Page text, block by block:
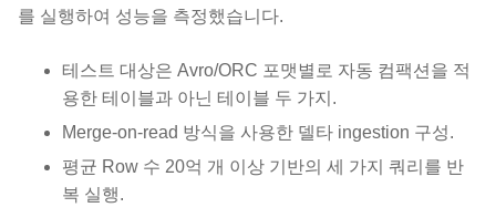
를 실행하여 성능을 측정했습니다.
테스트 대상은 Avro/ORC 포맷별로 자동 컴팩션을 적
용한 테이블과 아닌 테이블 두 가지.
Merge-on-read 방식을 사용한 델타 ingestion 구성.
평균 Row 수 20억 개 이상 기반의 세 가지 쿼리를 반
복 실행.